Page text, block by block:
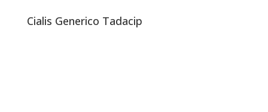
Cialis Generico Tadacip